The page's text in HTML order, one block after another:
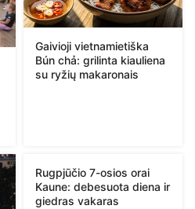
Gaivioji vietnamietiška
Bún chả: grilinta kiauliena
su ryžių makaronais
Rugpjūčio 7-osios orai
Kaune: debesuota diena ir
giedras vakaras